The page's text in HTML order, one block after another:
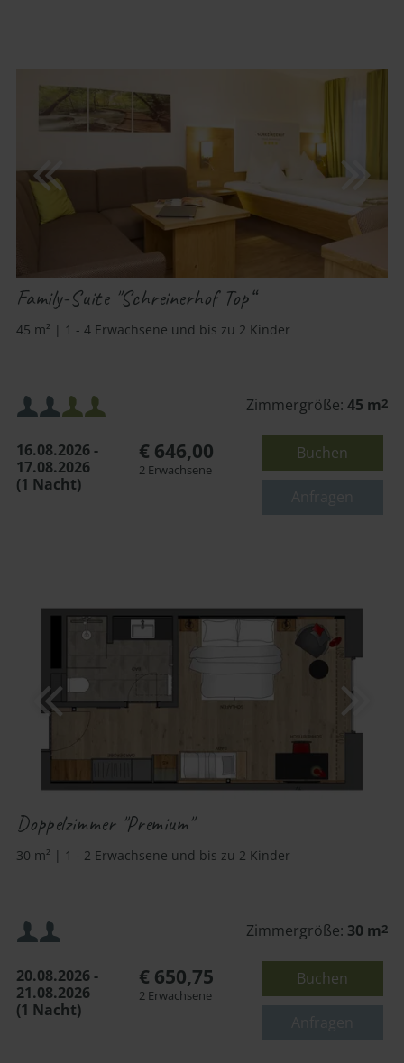
Family-Suite "Schreinerhof Top“
45 m² | 1 - 4 Erwachsene und bis zu 2 Kinder
Mindestbelegung:
Maximalbelegung:
Zimmergröße: 45 m2
16.08.2026 -
17.08.2026
(1 Nacht)
€ 646,00
2 Erwachsene
Buchen
Doppelzimmer "Premium"
30 m² | 1 - 2 Erwachsene und bis zu 2 Kinder
Mindestbelegung:
Maximalbelegung:
Zimmergröße: 30 m2
20.08.2026 -
21.08.2026
(1 Nacht)
€ 650,75
2 Erwachsene
Buchen